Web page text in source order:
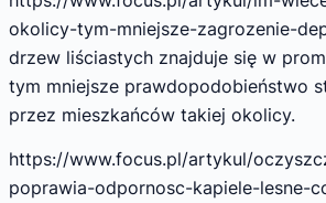
okolicy-tym-mniejsze-zagrozenie-
drzew liściastych znajduje się w
tym mniejsze prawdopodobieństwo
przez mieszkańców takiej okolicy.
https://www.focus.pl/artykul/
poprawia-odpornosc-kapiele-lesne-